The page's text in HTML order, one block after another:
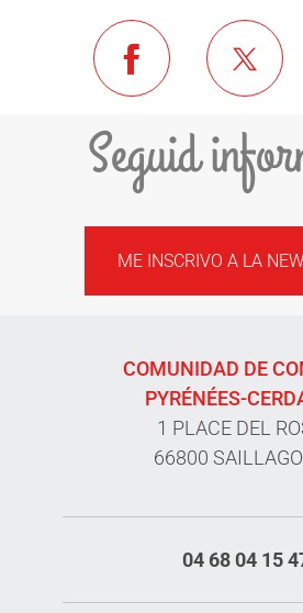
Seguid
ME INSCRIVO A LA
COMUNIDAD DE
PYRÉNÉES-
1 PLACE DEL
66800
04 68 04 15